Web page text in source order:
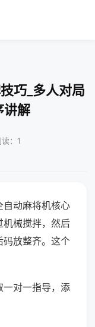
巧_多人对局
讲解
：1
自动麻将机核心
机械搅拌，然后
码放整齐。这个
一对一指导，添